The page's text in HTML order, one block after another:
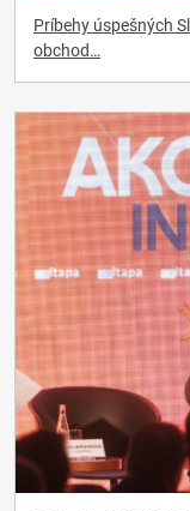
Príbehy úspešných
obchod…